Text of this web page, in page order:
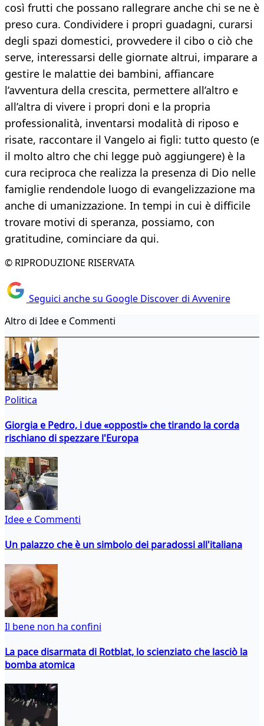
così frutti che possano rallegrare anche chi se ne è
preso cura. Condividere i propri guadagni, curarsi
degli spazi domestici, provvedere il cibo o ciò che
serve, interessarsi delle giornate altrui, imparare a
gestire le malattie dei bambini, affiancare
l’avventura della crescita, permettere all’altro e
all’altra di vivere i propri doni e la propria
professionalità, inventarsi modalità di riposo e
risate, raccontare il Vangelo ai figli: tutto questo (e
il molto altro che chi legge può aggiungere) è la
cura reciproca che realizza la presenza di Dio nelle
famiglie rendendole luogo di evangelizzazione ma
anche di umanizzazione. In tempi in cui è difficile
trovare motivi di speranza, possiamo, con
gratitudine, cominciare da qui.
© RIPRODUZIONE RISERVATA
Seguici anche su Google Discover di Avvenire
Altro di Idee e Commenti
Politica
Giorgia e Pedro, i due «opposti» che tirando la corda
rischiano di spezzare l'Europa
Idee e Commenti
Un palazzo che è un simbolo dei paradossi all'italiana
Il bene non ha confini
La pace disarmata di Rotblat, lo scienziato che lasciò la
bomba atomica